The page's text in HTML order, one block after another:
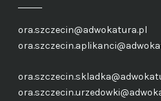
ora.szczecin@adwokatura.pl